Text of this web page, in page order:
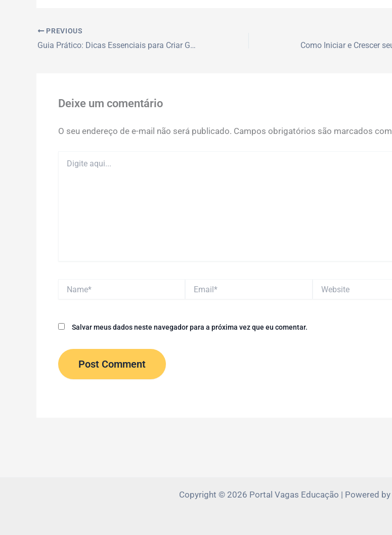
PREVIOUS
Guia Prático: Dicas Essenciais para Criar Gráficos no Excel em 2026
Deixe um comentário
O seu endereço de e-mail não será publicado. Campos obrigatórios são marcados com
aqui...
Salvar meus dados neste navegador para a próxima vez que eu comentar.
Copyright © 2026 Portal Vagas Educação | Powered by